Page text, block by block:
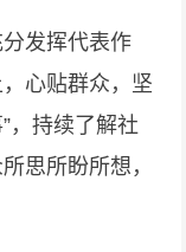
发挥代表作
心贴群众，坚
，持续了解社
思所盼所想，